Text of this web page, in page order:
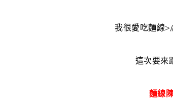
我很愛吃麵線
這次要來
麵線